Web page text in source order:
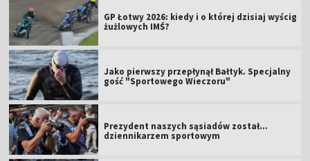
GP Łotwy 2026: kiedy i o której dzisiaj wyścig
żużlowych IMŚ?
Jako pierwszy przepłynął Bałtyk. Specjalny
gość "Sportowego Wieczoru"
Prezydent naszych sąsiadów został...
dziennikarzem sportowym